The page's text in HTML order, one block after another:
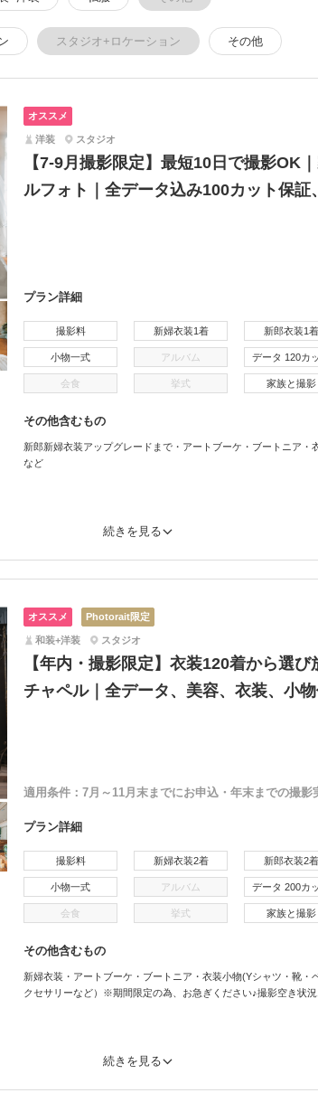
スタジオ+ロケーション その他
オススメ
洋装 スタジオ
【7-9月撮影限定】最短10日で撮影OK
ルフォト｜全データ込み100カット保
プラン詳細
撮影料 新婦衣装1着 新郎衣装1着
小物一式 アルバム データ 120カ
会食 挙式 家族と撮影
その他含むもの
新郎新婦衣装アップグレードまで・アートブーケ・ブートニア
など
続きを見る
オススメ Photorait限定
和装+洋装 スタジオ
【年内・撮影限定】衣装120着から選
チャペル｜全データ、美容、衣装、小
適用条件： 7月～11月末までにお申込・年末までの撮影
プラン詳細
撮影料 新婦衣装2着 新郎衣装2着
小物一式 アルバム データ 200カ
会食 挙式 家族と撮影
その他含むもの
新婦衣装・アートブーケ・ブートニア・衣装小物(Yシャツ・靴
クセサリーなど）※期間限定の為、お急ぎください♪撮影空き状況
続きを見る